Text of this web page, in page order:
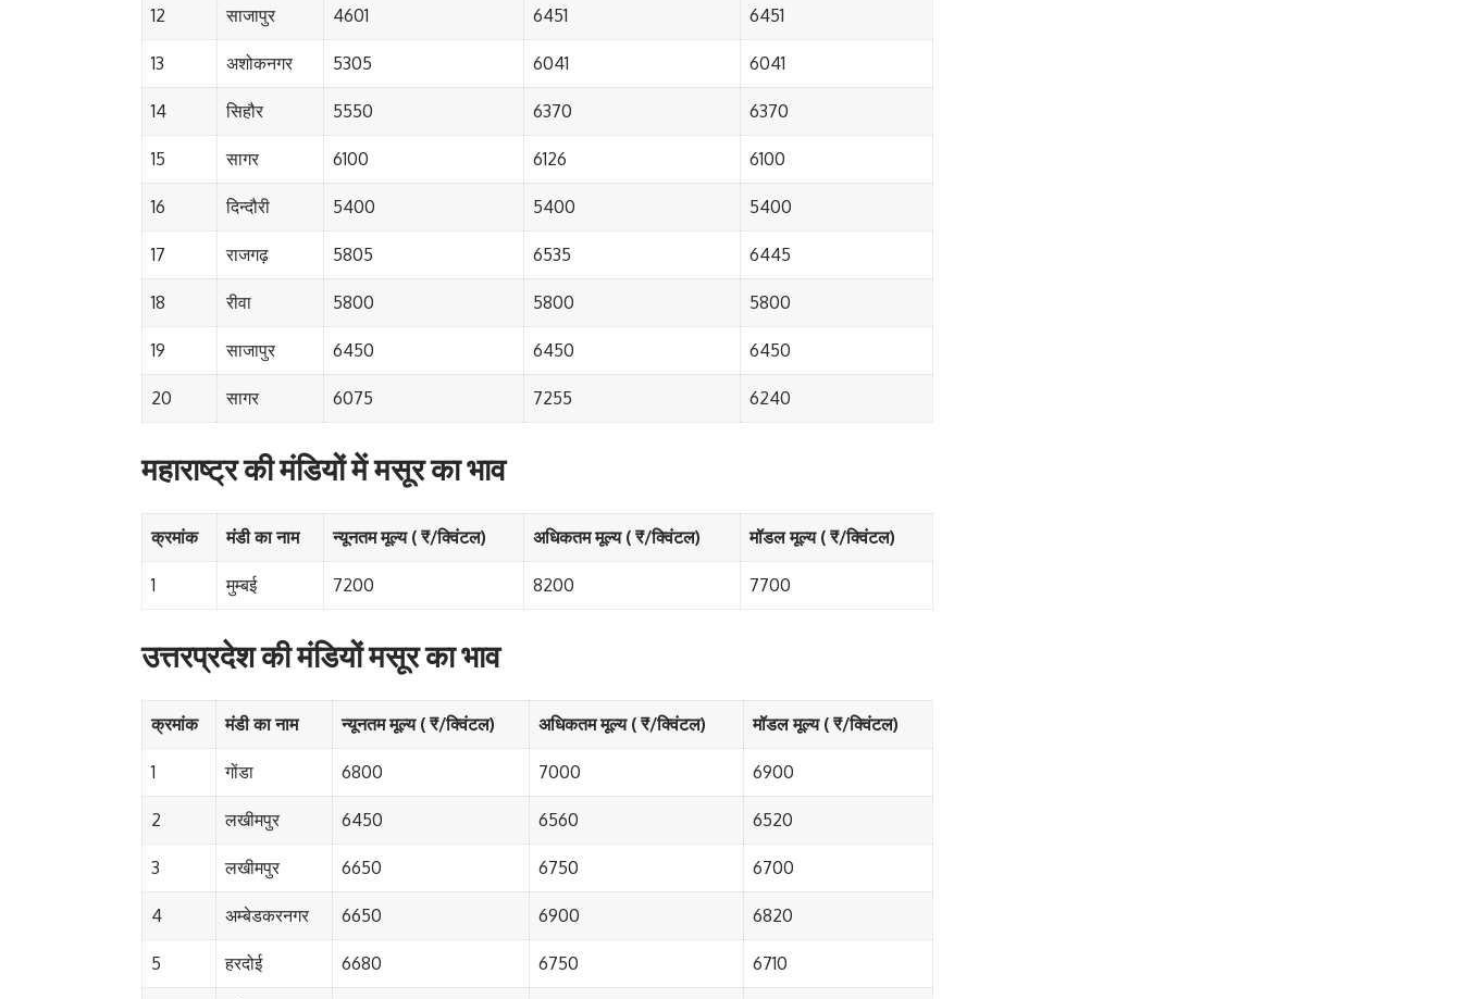
12 साजापुर 4601 6451 6451
13 अशोकनगर 5305 6041 6041
14 सिहौर 5550 6370 6370
15 सागर 6100 6126 6100
16 दिन्दौरी 5400 5400 5400
17 राजगढ़ 5805 6535 6445
18 रीवा 5800 5800 5800
19 साजापुर 6450 6450 6450
20 सागर 6075 7255 6240
महाराष्ट्र की मंडियों में मसूर का भाव
क्रमांक मंडी का नाम न्यूनतम मूल्य ( ₹/क्विंटल) अधिकतम मूल्य ( ₹/क्विंटल) मॉडल मूल्य ( ₹/क्विंटल)
1 मुम्बई 7200 8200 7700
उत्तरप्रदेश की मंडियों मसूर का भाव
क्रमांक मंडी का नाम न्यूनतम मूल्य ( ₹/क्विंटल) अधिकतम मूल्य ( ₹/क्विंटल) मॉडल मूल्य ( ₹/क्विंटल)
1 गोंडा 6800 7000 6900
2 लखीमपुर 6450 6560 6520
3 लखीमपुर 6650 6750 6700
4 अम्बेडकरनगर 6650 6900 6820
5 हरदोई 6680 6750 6710